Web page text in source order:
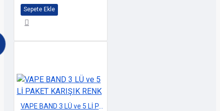
Sepete Ekle
VAPE BAND 3 LÜ ve 5 Lİ PAKET KARIŞIK RENK